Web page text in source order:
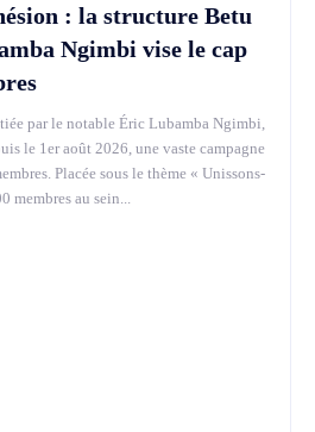
: la structure Betu
Ngimbi vise le cap
par le notable Éric Lubamba Ngimbi,
le 1er août 2026, une vaste campagne
Placée sous le thème « Unissons-
au sein...